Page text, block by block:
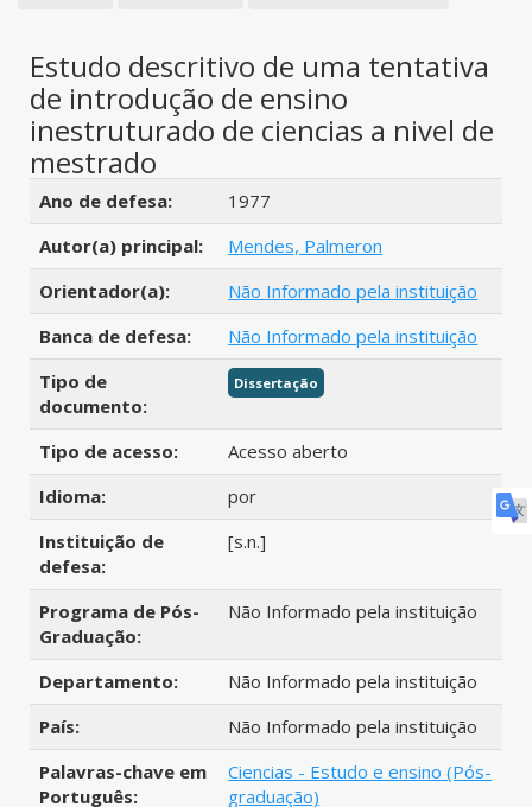
Estudo descritivo de uma tentativa
de introdução de ensino
inestruturado de ciencias a nivel de
mestrado
Detalhes bibliográficos
Ano de defesa:
1977
Autor(a) principal:
Mendes, Palmeron
Orientador(a):
Não Informado pela instituição
Banca de defesa:
Não Informado pela instituição
Tipo de
documento:
Dissertação
Tipo de acesso:
Acesso aberto
Idioma:
por
Instituição de
defesa:
[s.n.]
Programa de Pós-
Graduação:
Não Informado pela instituição
Departamento:
Não Informado pela instituição
País:
Não Informado pela instituição
Palavras-chave em
Português:
Ciencias - Estudo e ensino (Pós-
graduação)